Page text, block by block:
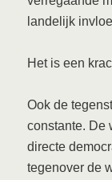
landelijk
Het is een
Ook de
constante. De
directe
tegenover de